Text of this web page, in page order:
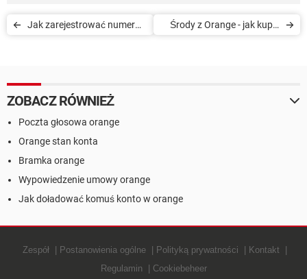
Jak zarejestrować numer
Środy z Orange - jak kupić
ZOBACZ RÓWNIEŻ
Poczta głosowa orange
Orange stan konta
Bramka orange
Wypowiedzenie umowy orange
Jak doładować komuś konto w orange
Zespół Postanowienia ogólne Polityką prywatności
Kontakt
Regulamin
Cookiebeheer